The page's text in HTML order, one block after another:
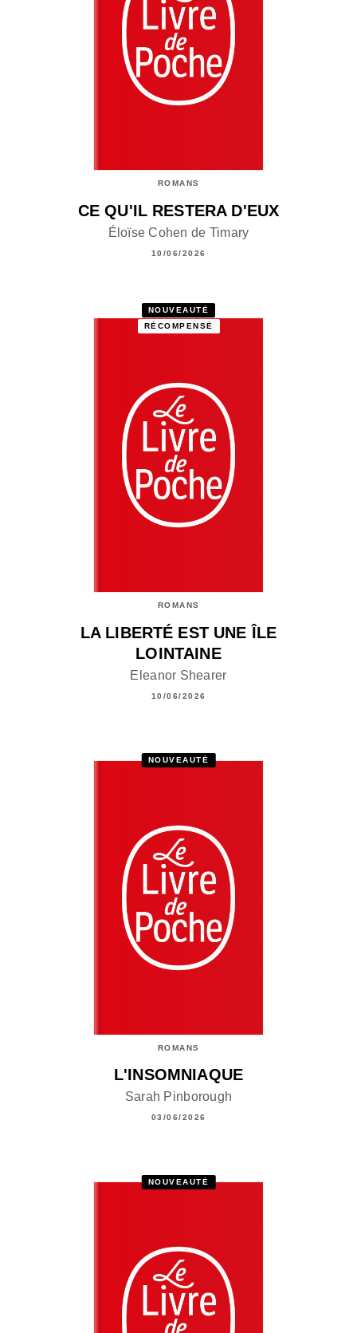
ROMANS
CE QU'IL RESTERA D'EUX
Éloïse Cohen de Timary
10/06/2026
NOUVEAUTÉ
RÉCOMPENSÉ
ROMANS
LA LIBERTÉ EST UNE ÎLE
LOINTAINE
Eleanor Shearer
10/06/2026
NOUVEAUTÉ
ROMANS
L'INSOMNIAQUE
Sarah Pinborough
03/06/2026
NOUVEAUTÉ